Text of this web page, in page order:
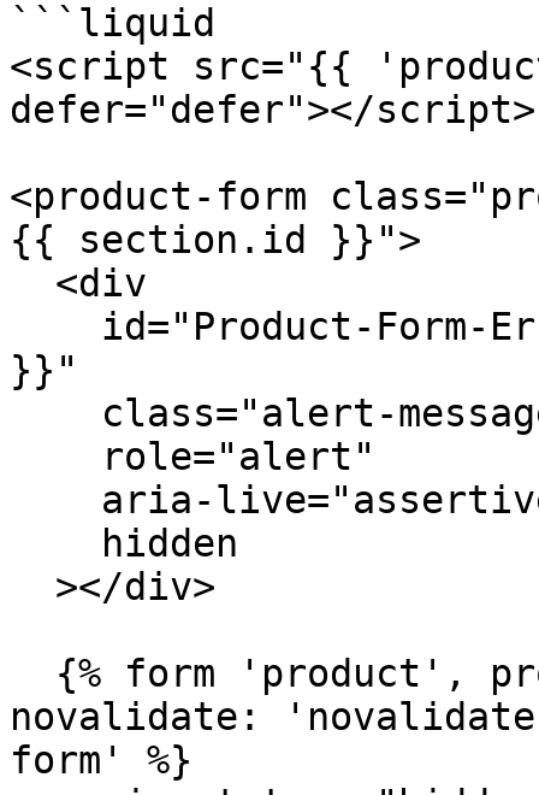
```liquid
<script src="{{
defer="defer"></script>
<product-form
{{ section.id }}">
}}"
novalidate:
form' %}